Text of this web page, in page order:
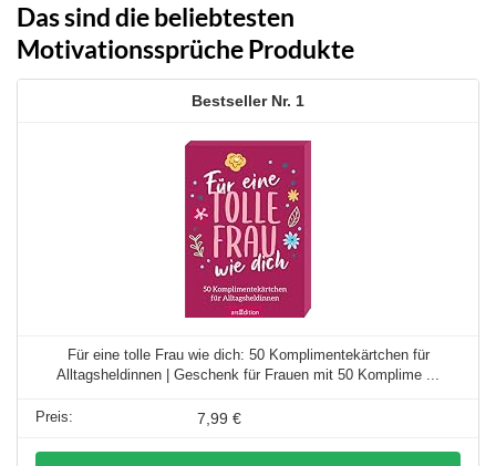
Das sind die beliebtesten
Motivationssprüche Produkte
1
Für eine tolle Frau wie dich: 50 Komplimentekärtchen für
Alltagsheldinnen | Geschenk für Frauen mit 50 Komplime ...
7,99 €